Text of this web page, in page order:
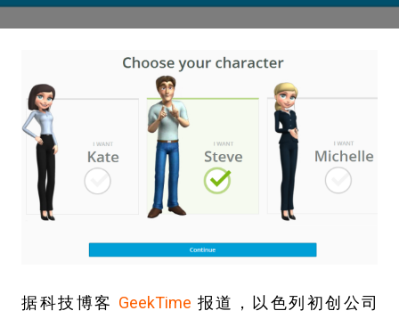
据科技博客 GeekTime 报道，以色列初创公司